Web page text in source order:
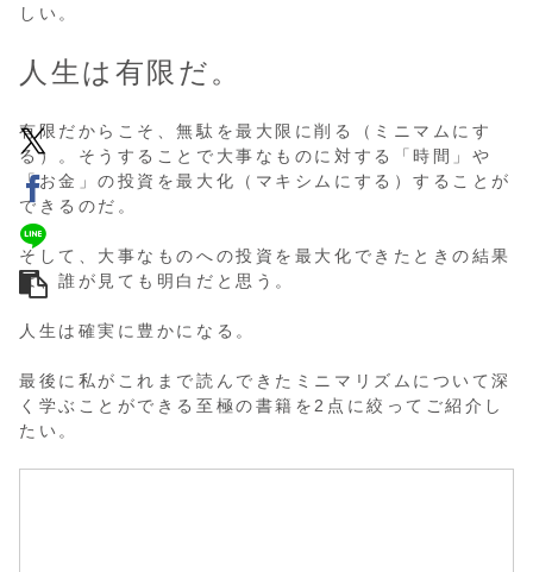
しい。
人生は有限だ。
有限だからこそ、無駄を最大限に削る（ミニマムにす
る）。そうすることで大事なものに対する「時間」や
「お金」の投資を最大化（マキシムにする）することが
できるのだ。
そして、大事なものへの投資を最大化できたときの結果
は、誰が見ても明白だと思う。
人生は確実に豊かになる。
最後に私がこれまで読んできたミニマリズムについて深
く学ぶことができる至極の書籍を2点に絞ってご紹介し
たい。